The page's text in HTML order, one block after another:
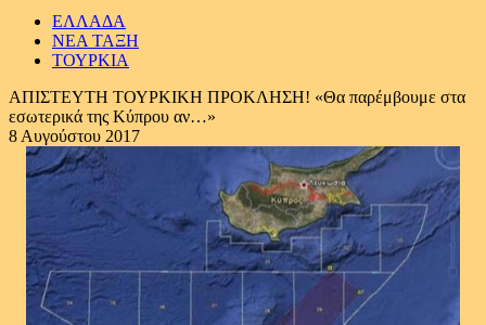
ΕΛΛΑΔΑ
ΝΕΑ ΤΑΞΗ
ΤΟΥΡΚΙΑ
ΑΠΙΣΤΕΥΤΗ ΤΟΥΡΚΙΚΗ ΠΡΟΚΛΗΣΗ! «Θα παρέμβουμε στα
εσωτερικά της Κύπρου αν…»
8 Αυγούστου 2017